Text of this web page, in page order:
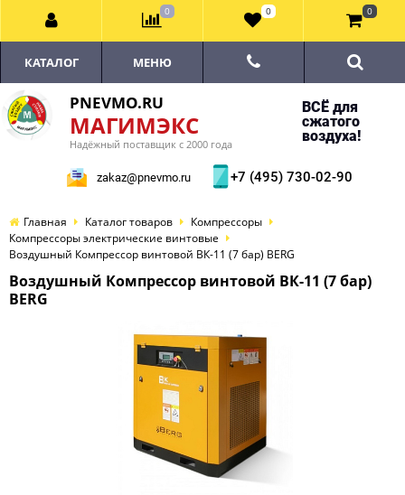
PNEVMO.RU
МАГИМЭКС
Надёжный поставщик с 2000 года
ВСЁ для
сжатого
воздуха!
zakaz@pnevmo.ru +7 (495) 730-02-90
КАТАЛОГ МЕНЮ
Главная Каталог товаров
Компрессоры
Компрессоры электрические винтовые
Воздушный Компрессор винтовой ВК-11 (7 бар) BERG
Воздушный Компрессор винтовой ВК-11 (7 бар)
BERG
0 0 0